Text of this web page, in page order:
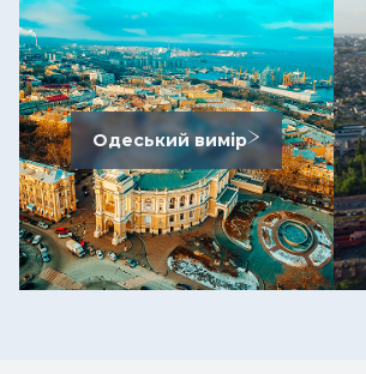
Одеський вимір